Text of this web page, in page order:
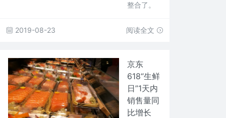
整合了。
2019-08-23 阅读全文
京东
618“生鲜
日”1天内
销售量同
比增长